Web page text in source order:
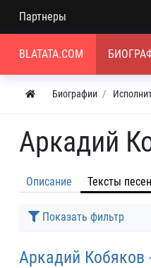
Партнеры
BLATATA.COM
Биографии
Аркадий
Описание Тексты песен
Показать фильтр
Аркадий Кобяков